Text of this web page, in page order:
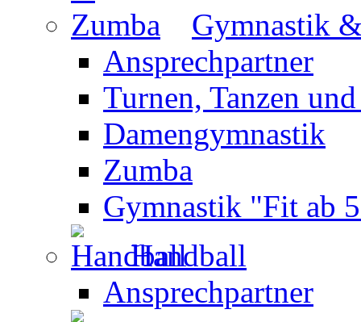
Gymnastik
Ansprechpartner
Turnen, Tanzen
Damengymnastik
Zumba
Gymnastik "Fit ab
Handball
Ansprechpartner